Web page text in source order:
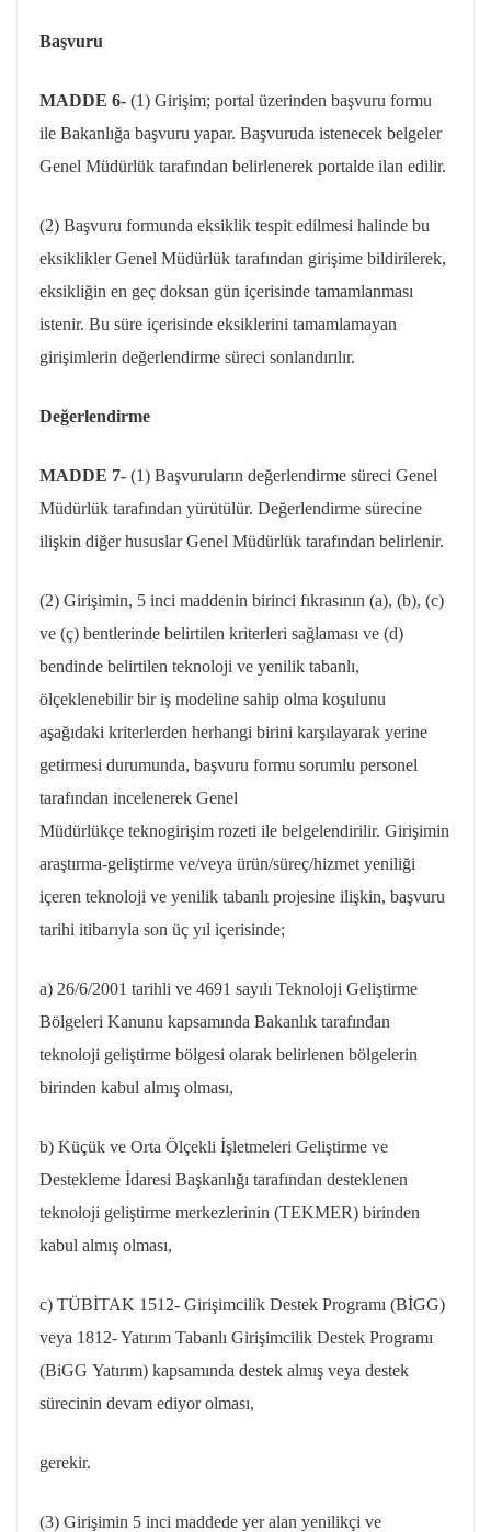
Başvuru
MADDE 6- (1) Girişim; portal üzerinden başvuru formu
ile Bakanlığa başvuru yapar. Başvuruda istenecek belgeler
Genel Müdürlük tarafından belirlenerek portalde ilan edilir.
(2) Başvuru formunda eksiklik tespit edilmesi halinde bu
eksiklikler Genel Müdürlük tarafından girişime bildirilerek,
eksikliğin en geç doksan gün içerisinde tamamlanması
istenir. Bu süre içerisinde eksiklerini tamamlamayan
girişimlerin değerlendirme süreci sonlandırılır.
Değerlendirme
MADDE 7- (1) Başvuruların değerlendirme süreci Genel
Müdürlük tarafından yürütülür. Değerlendirme sürecine
ilişkin diğer hususlar Genel Müdürlük tarafından belirlenir.
(2) Girişimin, 5 inci maddenin birinci fıkrasının (a), (b), (c)
ve (ç) bentlerinde belirtilen kriterleri sağlaması ve (d)
bendinde belirtilen teknoloji ve yenilik tabanlı,
ölçeklenebilir bir iş modeline sahip olma koşulunu
aşağıdaki kriterlerden herhangi birini karşılayarak yerine
getirmesi durumunda, başvuru formu sorumlu personel
tarafından incelenerek Genel
Müdürlükçe teknogirişim rozeti ile belgelendirilir. Girişimin
araştırma-geliştirme ve/veya ürün/süreç/hizmet yeniliği
içeren teknoloji ve yenilik tabanlı projesine ilişkin, başvuru
tarihi itibarıyla son üç yıl içerisinde;
a) 26/6/2001 tarihli ve 4691 sayılı Teknoloji Geliştirme
Bölgeleri Kanunu kapsamında Bakanlık tarafından
teknoloji geliştirme bölgesi olarak belirlenen bölgelerin
birinden kabul almış olması,
b) Küçük ve Orta Ölçekli İşletmeleri Geliştirme ve
Destekleme İdaresi Başkanlığı tarafından desteklenen
teknoloji geliştirme merkezlerinin (TEKMER) birinden
kabul almış olması,
c) TÜBİTAK 1512- Girişimcilik Destek Programı (BİGG)
veya 1812- Yatırım Tabanlı Girişimcilik Destek Programı
(BiGG Yatırım) kapsamında destek almış veya destek
sürecinin devam ediyor olması,
gerekir.
(3) Girişimin 5 inci maddede yer alan yenilikçi ve